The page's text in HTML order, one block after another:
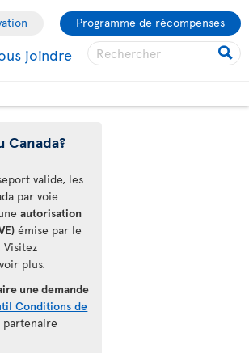
Programme de récompenses
joindre
Canada?
valide, les
par voie
autorisation
émise par le
Visitez
plus.
une demande
Conditions de